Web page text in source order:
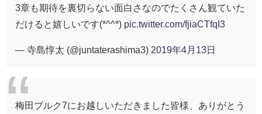
3章も期待を裏切らない面白さなのでたくさん観ていた
だけると嬉しいです(*^^*) pic.twitter.com/fjiaCTfqI3
— 寺島惇太 (@juntaterashima3) 2019年4月13日
梅田ブルク7にお越しいただきました皆様、ありがとう